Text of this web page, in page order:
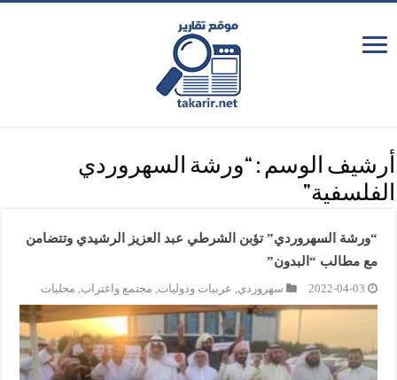
أرشيف الوسم : “ورشة السهروردي
الفلسفية”
“ورشة السهروردي” تؤبن الشرطي عبد العزيز الرشيدي وتتضامن
مع مطالب “البدون”
2022-04-03 سهروردي, عربيات ودوليات, مجتمع واغتراب, محليات